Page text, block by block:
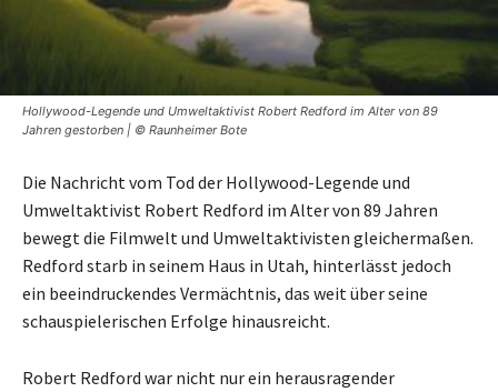
Hollywood-Legende und Umweltaktivist Robert Redford im Alter von 89
Jahren gestorben | © Raunheimer Bote
Die Nachricht vom Tod der Hollywood-Legende und
Umweltaktivist Robert Redford im Alter von 89 Jahren
bewegt die Filmwelt und Umweltaktivisten gleichermaßen.
Redford starb in seinem Haus in Utah, hinterlässt jedoch
ein beeindruckendes Vermächtnis, das weit über seine
schauspielerischen Erfolge hinausreicht.
Robert Redford war nicht nur ein herausragender